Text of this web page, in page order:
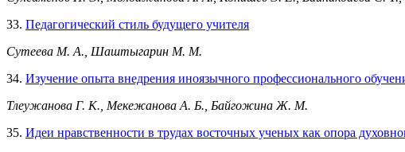
33. Педагогический стиль будущего учителя
Сутеева М. А., Шаштыгарин М. М.
34. Изучение опыта внедрения иноязычного профессионального
Тлеужанова Г. К., Мекежанова А. Б., Байгожина Ж. М.
35. Идеи нравственности в трудах восточных ученых как опора